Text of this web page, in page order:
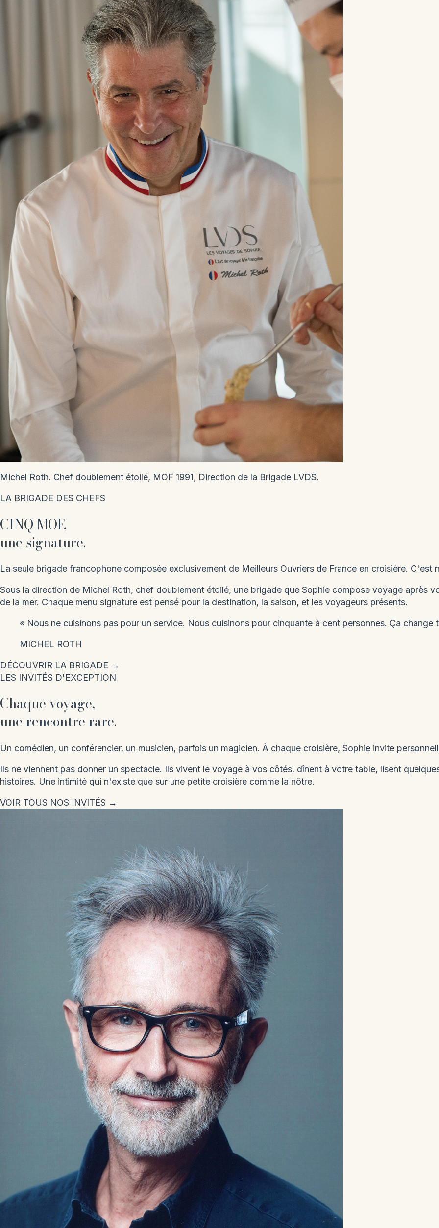
Michel Roth. Chef doublement étoilé, MOF 1991, Direction de la Brigade LVDS.
LA BRIGADE DES CHEFS
CINQ MOF,
une signature.
La seule brigade francophone composée exclusivement de Meilleurs Ouvriers de France en croisière.
Sous la direction de Michel Roth, chef doublement étoilé, une brigade que Sophie compose voyage après
de la mer. Chaque menu signature est pensé pour la destination, la saison, et les voyageurs présents.
« Nous ne cuisinons pas pour un service. Nous cuisinons pour cinquante à cent personnes. Ça change
MICHEL ROTH
DÉCOUVRIR LA BRIGADE →
LES INVITÉS D'EXCEPTION
Chaque voyage,
une rencontre rare.
Un comédien, un conférencier, un musicien, parfois un magicien. À chaque croisière, Sophie invite
Ils ne viennent pas donner un spectacle. Ils vivent le voyage à vos côtés, dînent à votre table, lisent
histoires. Une intimité qui n'existe que sur une petite croisière comme la nôtre.
VOIR TOUS NOS INVITÉS →
EN DIRECT
Échangez avec une conseillère.
Ce matin Cet après-midi Demain